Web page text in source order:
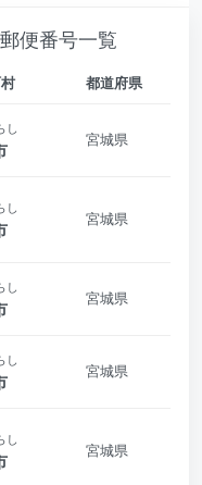
便番号一覧
都道府県
し
宮城県
し
宮城県
し
宮城県
し
宮城県
し
宮城県